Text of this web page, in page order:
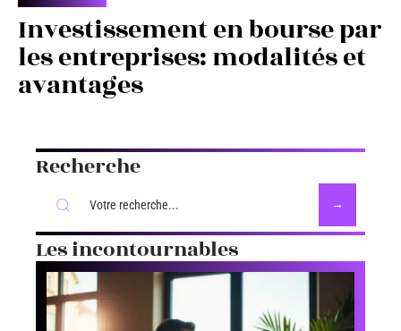
Investissement en bourse par
les entreprises: modalités et
avantages
Recherche
Les incontournables